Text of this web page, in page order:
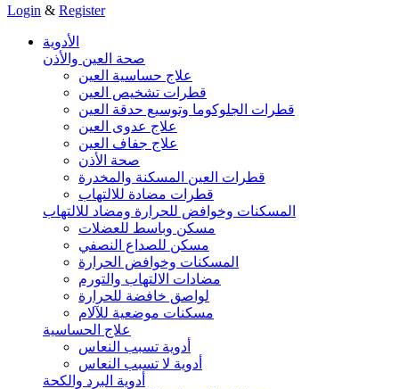
Login & Register
الأدوية
صحة العين والأذن
علاج حساسية العين
قطرات تشخيص العين
قطرات الجلوكوما وتوسيع حدقة العين
علاج عدوى العين
علاج جفاف العين
صحة الأذن
قطرات العين المسكنة والمخدرة
قطرات مضادة للالتهاب
المسكنات وخوافض للحرارة ومضاد للالتهاب
مسكن وباسط للعضلات
مسكن للصداع النصفي
المسكنات وخوافض الحرارة
مضادات الالتهاب والتورم
لواصق خافضة للحرارة
مسكنات موضعية للآلام
علاج الحساسية
أدوية تسبب النعاس
أدوية لا تسبب النعاس
أدوية البرد والكحة